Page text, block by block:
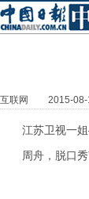
互联网 2015-
江苏卫视一
周舟，脱口秀